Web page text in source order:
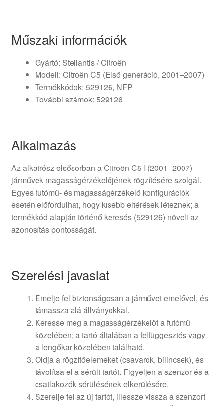
Műszaki információk
Gyártó: Stellantis / Citroën
Modell: Citroën C5 (Első generáció, 2001–2007)
Termékkódok: 529126, NFP
További számok: 529126
Alkalmazás
Az alkatrész elsősorban a Citroën C5 I (2001–2007)
járművek magasságérzékelőjének rögzítésére szolgál.
Egyes futómű- és magasságérzékelő konfigurációk
esetén előfordulhat, hogy kisebb eltérések léteznek; a
termékkód alapján történő keresés (529126) növeli az
azonosítás pontosságát.
Szerelési javaslat
Emelje fel biztonságosan a járművet emelővel, és
támassza alá állványokkal.
Keresse meg a magasságérzékelőt a futómű
közelében; a tartó általában a felfüggesztés vagy
a lengőkar közelében található.
Oldja a rögzítőelemeket (csavarok, bilincsek), és
távolítsa el a sérült tartót. Figyeljen a szenzor és a
csatlakozók sérülésének elkerülésére.
Szerelje fel az új tartót, illessze vissza a szenzort